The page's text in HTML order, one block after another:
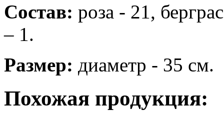
Состав: роза - 21,
– 1.
Размер: диаметр - 35 см.
Похожая продукция: